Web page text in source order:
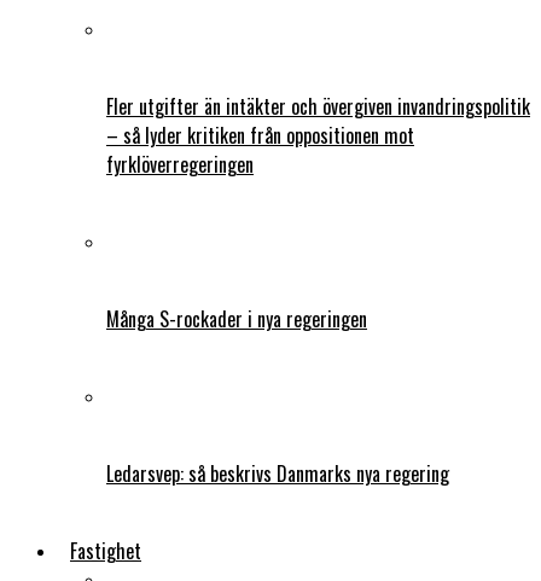
Fler utgifter än intäkter och övergiven invandringspolitik
– så lyder kritiken från oppositionen mot
fyrklöverregeringen
Många S-rockader i nya regeringen
Ledarsvep: så beskrivs Danmarks nya regering
Fastighet